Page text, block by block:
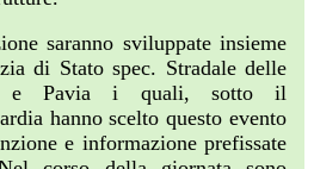
saranno sviluppate insieme
di Stato spec. Stradale delle
e Pavia i quali, sotto il
hanno scelto questo evento
e informazione prefissate